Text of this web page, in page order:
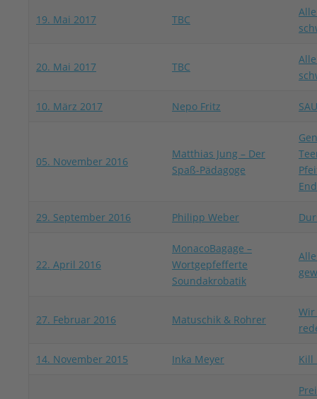
19. Mai 2017 TBC
20. Mai 2017 TBC
10. März 2017 Nepo Fritz
05. November 2016
Matthias Jung – Der
Spaß-Pädagoge
29. September 2016 Philipp Weber
22. April 2016
MonacoBagage –
Wortgepfefferte
Soundakrobatik
27. Februar 2016 Matuschik & Rohrer
14. November 2015 Inka Meyer Kill